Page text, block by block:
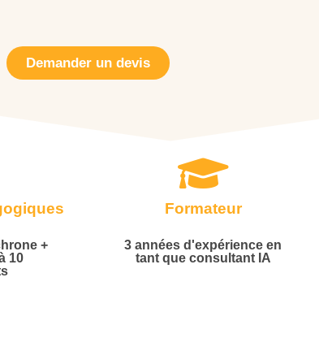
Demander un devis
+
10
Formateur
3 années d'expérience en
tant que consultant IA